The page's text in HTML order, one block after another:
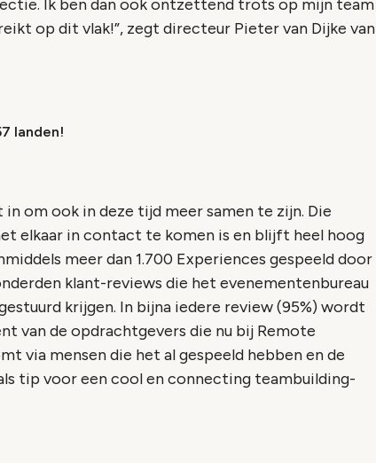
Ik ben dan ook ontzettend trots op mijn team
op dit vlak!”, zegt directeur Pieter van Dijke van
landen!
in om ook in deze tijd meer samen te zijn. Die
elkaar in contact te komen is en blijft heel hoog
meer dan 1.700 Experiences gespeeld door
klant-reviews die het evenementenbureau
krijgen. In bijna iedere review (95%) wordt
van de opdrachtgevers die nu bij Remote
via mensen die het al gespeeld hebben en de
tip voor een cool en connecting teambuilding-